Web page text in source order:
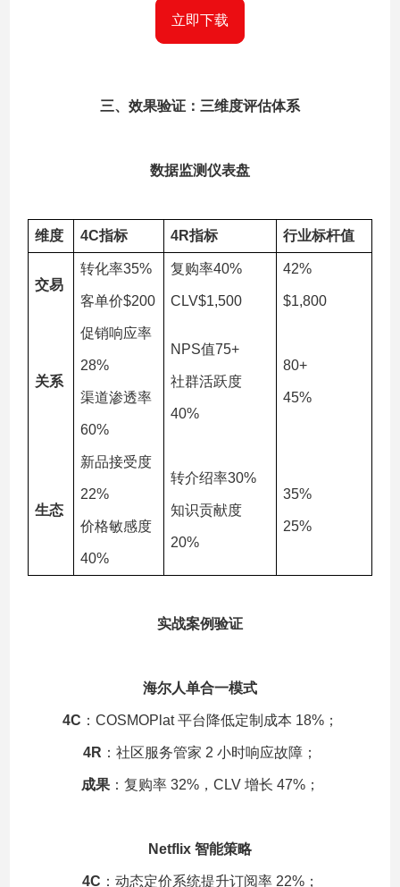
立即下载
三、效果验证：三维度评估体系
数据监测仪表盘
维度 4C指标 4R指标 行业标杆值
交易
转化率35%
客单价$200
复购率40%
CLV$1,500
42%
$1,800
关系
促销响应率
28%
渠道渗透率
60%
NPS值75+
社群活跃度
40%
80+
45%
生态
新品接受度
22%
价格敏感度
40%
转介绍率30%
知识贡献度
20%
35%
25%
实战案例验证
海尔人单合一模式
4C ：COSMOPlat 平台降低定制成本 18%；
4R ：社区服务管家 2 小时响应故障；
成果：复购率 32%，CLV 增长 47%；
Netflix 智能策略
4C ：动态定价系统提升订阅率 22%；